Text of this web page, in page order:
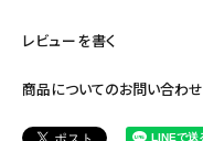
レビューを書く
商品についてのお問い合わせ